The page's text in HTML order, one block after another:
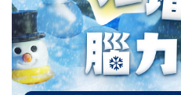
最新活動